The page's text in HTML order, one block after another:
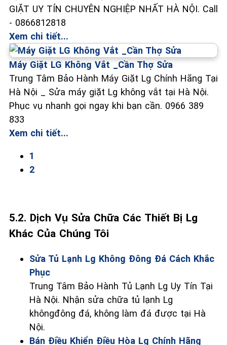
GIẶT UY TÍN CHUYÊN NGHIỆP NHẤT HÀ NỘI. Call
- 0866812818
Xem chi tiết...
Máy Giặt LG Không Vắt _Cần Thợ Sửa
Trung Tâm Bảo Hành Máy Giặt Lg Chính Hãng Tại
Hà Nội _ Sửa máy giặt Lg không vắt tại Hà Nội.
Phục vụ nhanh gọi ngay khi bạn cần. 0966 389
833
Xem chi tiết...
1
2
5.2. Dịch Vụ Sửa Chữa Các Thiết Bị Lg
Khác Của Chúng Tôi
Sửa Tủ Lạnh Lg Không Đông Đá Cách Khắc
Phục
Trung Tâm Bảo Hành Tủ Lạnh Lg Uy Tín Tại
Hà Nội. Nhận sửa chữa tủ lạnh Lg
khôngđông đá, không làm đá được tại Hà
Nội.
Bán Điều Khiển Điều Hòa Lg Chính Hãng